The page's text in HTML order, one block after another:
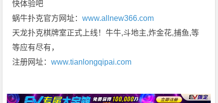
快体验吧
蜗牛扑克官方网址：www.allnew366.com
天龙扑克棋牌室正式上线！牛牛,斗地主,炸金花,捕鱼,等
等应有尽有，
注册网址：www.tianlongqipai.com